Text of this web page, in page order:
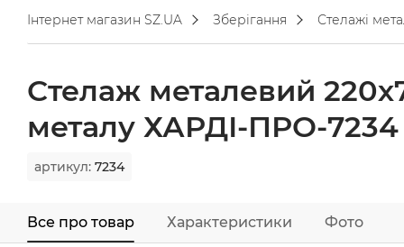
Інтернет магазин SZ.UA Зберігання Стелажі
Стелаж металевий
металу ХАРДІ-ПРО-
артикул: 7234
Все про товар Характеристики Фото